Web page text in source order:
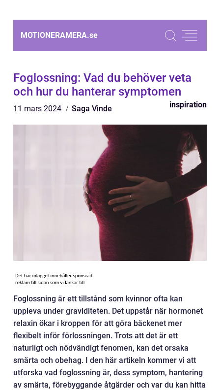
MOTIONERAMERA.se
Foglossning: Vad du behöver veta
och hur du hanterar symptomen
11 mars 2024 Saga Vinde inspiration
Foglossning är ett tillstånd som kvinnor ofta kan
uppleva under graviditeten. Det uppstår när hormonet
relaxin ökar i kroppen för att göra bäckenet mer
flexibelt inför förlossningen. Trots att det är ett
naturligt och nödvändigt fenomen, kan det orsaka
smärta och obehag. I den här artikeln kommer vi att
utforska vad foglossning är, dess symptom, hantering
av smärta, förebyggande åtgärder och var du kan hitta